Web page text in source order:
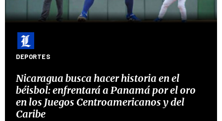
DEPORTES
Nicaragua busca hacer historia en el
béisbol: enfrentará a Panamá por el oro
en los Juegos Centroamericanos y del
Caribe